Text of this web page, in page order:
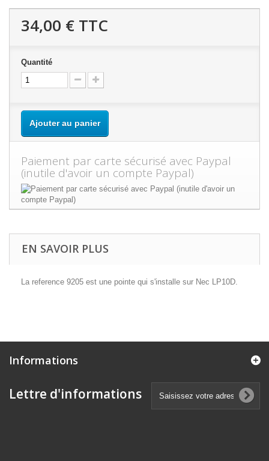
34,00 € TTC
Quantité
Ajouter au panier
Paiement par carte sécurisé avec Paypal
(inutile d'avoir un compte Paypal)
EN SAVOIR PLUS
La reference 9205 est une pointe qui s'installe sur Nec LP10D.
Informations
Lettre d'informations